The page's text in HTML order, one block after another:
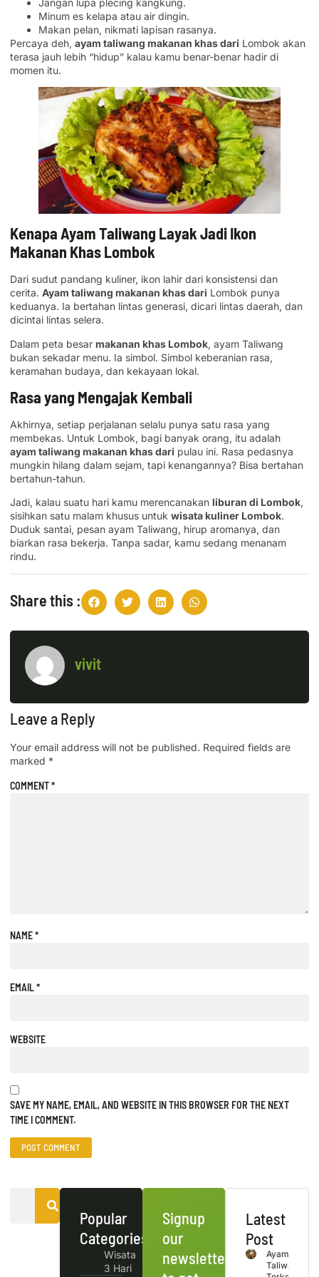
Minum es kelapa atau air dingin.
Makan pelan, nikmati lapisan rasanya.
Percaya deh, ayam taliwang makanan khas dari Lombok akan
terasa jauh lebih “hidup” kalau kamu benar-benar hadir di
momen itu.
Kenapa Ayam Taliwang Layak Jadi Ikon
Makanan Khas Lombok
Dari sudut pandang kuliner, ikon lahir dari konsistensi dan
cerita. Ayam taliwang makanan khas dari Lombok punya
keduanya. Ia bertahan lintas generasi, dicari lintas daerah, dan
dicintai lintas selera.
Dalam peta besar makanan khas Lombok, ayam Taliwang
bukan sekadar menu. Ia simbol. Simbol keberanian rasa,
keramahan budaya, dan kekayaan lokal.
Rasa yang Mengajak Kembali
Akhirnya, setiap perjalanan selalu punya satu rasa yang
membekas. Untuk Lombok, bagi banyak orang, itu adalah
ayam taliwang makanan khas dari pulau ini. Rasa pedasnya
mungkin hilang dalam sejam, tapi kenangannya? Bisa bertahan
bertahun-tahun.
Jadi, kalau suatu hari kamu merencanakan liburan di Lombok,
sisihkan satu malam khusus untuk wisata kuliner Lombok.
Duduk santai, pesan ayam Taliwang, hirup aromanya, dan
biarkan rasa bekerja. Tanpa sadar, kamu sedang menanam
rindu.
Share this :
vivit
Leave a Reply
Your email address will not be published. Required fields are
marked *
COMMENT*
NAME*
EMAIL*
WEBSITE
SAVE MY NAME, EMAIL, AND WEBSITE IN THIS BROWSER FOR THE NEXT
TIME I COMMENT.
Popular
Categories
Wisata
3 Hari
Signup
our
newsletter
Latest
Post
Ayam
Taliwang